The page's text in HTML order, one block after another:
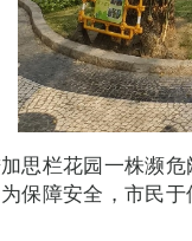
思栏花园一株濒
保障安全，市民